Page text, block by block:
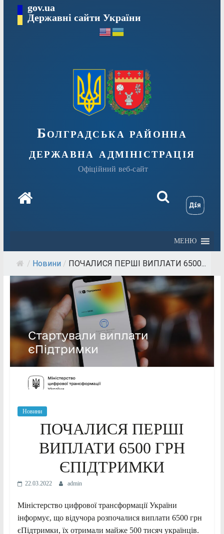
Перейтиgov.ua
Державні сайти України
Болградська районна
державна адміністрація
Офіційний веб-сайт
МЕНЮ
/ Новини / ПОЧАЛИСЯ ПЕРШІ ВИПЛАТИ 6500...
Новини
ПОЧАЛИСЯ ПЕРШІ
ВИПЛАТИ 6500 ГРН
ЄПІДТРИМКИ
22.03.2022 admin
Міністерство цифрової трансформації України
інформує, що відучора розпочалися виплати 6500 грн
єПідтримки, їх отримали майже 500 тисяч українців.